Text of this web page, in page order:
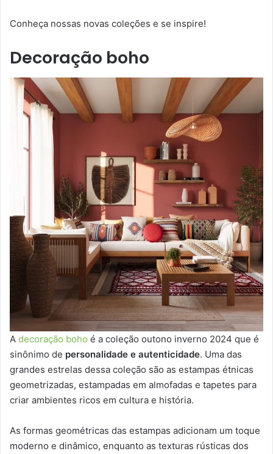
Conheça nossas novas coleções e se inspire!
Decoração boho
A decoração boho é a coleção outono inverno 2024 que é
sinônimo de personalidade e autenticidade. Uma das
grandes estrelas dessa coleção são as estampas étnicas
geometrizadas, estampadas em almofadas e tapetes para
criar ambientes ricos em cultura e história.
As formas geométricas das estampas adicionam um toque
moderno e dinâmico, enquanto as texturas rústicas dos